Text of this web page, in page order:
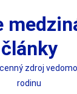
články
zdroj
rodinu